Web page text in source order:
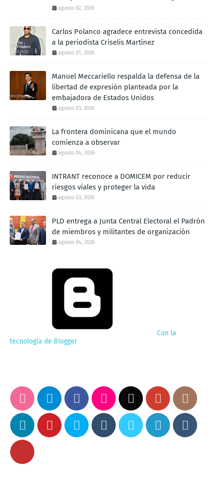
agosto 02, 2026
Carlos Polanco agradece entrevista concedida
a la periodista Criselis Martínez
agosto 01, 2026
Manuel Meccariello respalda la defensa de la
libertad de expresión planteada por la
embajadora de Estados Unidos
agosto 03, 2026
La frontera dominicana que el mundo
comienza a observar
agosto 04, 2026
INTRANT reconoce a DOMICEM por reducir
riesgos viales y proteger la vida
agosto 03, 2026
PLD entrega a Junta Central Electoral el Padrón
de miembros y militantes de organización
agosto 04, 2026
Con la
tecnología de Blogger